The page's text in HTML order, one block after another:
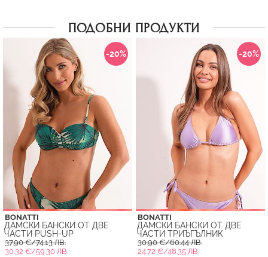
ПОДОБНИ ПРОДУКТИ
-20%
BONATTI
ДАМСКИ БАНСКИ ОТ ДВЕ
ЧАСТИ PUSH-UP
37.90 €/74.13 ЛВ.
30.32 €/59.30 ЛВ.
-20%
BONATTI
ДАМСКИ БАНСКИ ОТ ДВЕ
ЧАСТИ ТРИЪГЪЛНИК
30.90 €/60.44 ЛВ.
24.72 €/48.35 ЛВ.